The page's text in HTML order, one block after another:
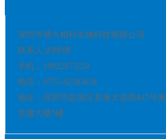
深圳市博大精科生物科技有限公司
联系人:刘经理
手机：18922873228
电话：0755-82383658
地址：深圳市盐田区东海大道西447号奥
克微大楼5楼